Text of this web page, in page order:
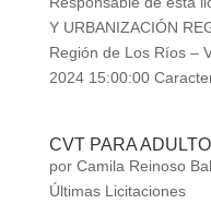
Y URBANIZACIÓN
Región de Los Ríos –
2024 15:00:00
CVT PARA
por Camila Reinoso
Últimas Licitaciones